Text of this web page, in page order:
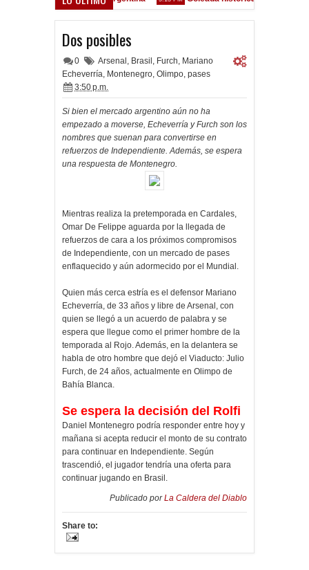
Dos posibles
0 Arsenal , Brasil , Furch, Mariano
Echeverría, Montenegro, Olimpo, pases
3:50 p.m.
Si bien el mercado argentino aún no ha
empezado a moverse, Echeverría y Furch son los
nombres que suenan para convertirse en
refuerzos de Independiente. Además, se espera
una respuesta de Montenegro.
Mientras realiza la pretemporada en Cardales,
Omar De Felippe aguarda por la llegada de
refuerzos de cara a los próximos compromisos
de Independiente, con un mercado de pases
enflaquecido y aún adormecido por el Mundial.
Quien más cerca estría es el defensor Mariano
Echeverría, de 33 años y libre de Arsenal, con
quien se llegó a un acuerdo de palabra y se
espera que llegue como el primer hombre de la
temporada al Rojo. Además, en la delantera se
habla de otro hombre que dejó el Viaducto: Julio
Furch, de 24 años, actualmente en Olimpo de
Bahía Blanca.
Se espera la decisión del Rolfi
Daniel Montenegro podría responder entre hoy y
mañana si acepta reducir el monto de su contrato
para continuar en Independiente. Según
trascendió, el jugador tendría una oferta para
continuar jugando en Brasil.
Publicado porLa Caldera del Diablo
Share to: